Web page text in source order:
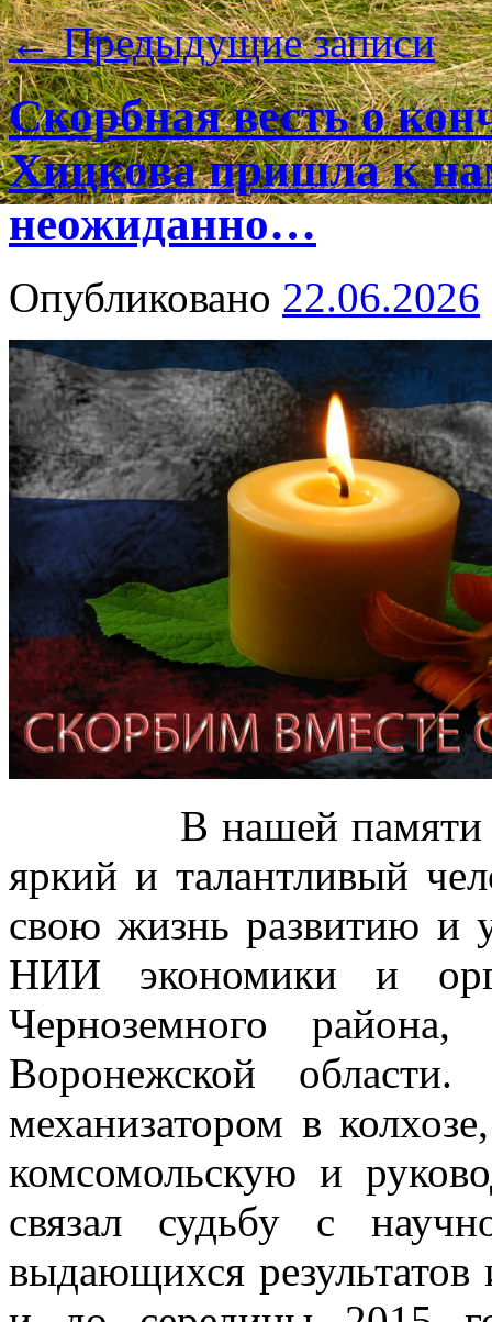
←Предыдущие записи
Скорбная весть о
Хицкова пришла к
неожиданно…
Опубликовано 22.06.2026
В нашей памяти
яркий и талантливый
свою жизнь развитию и
НИИ экономики и
Черноземного
Воронежской
механизатором в
комсомольскую и
связал судьбу с
выдающихся